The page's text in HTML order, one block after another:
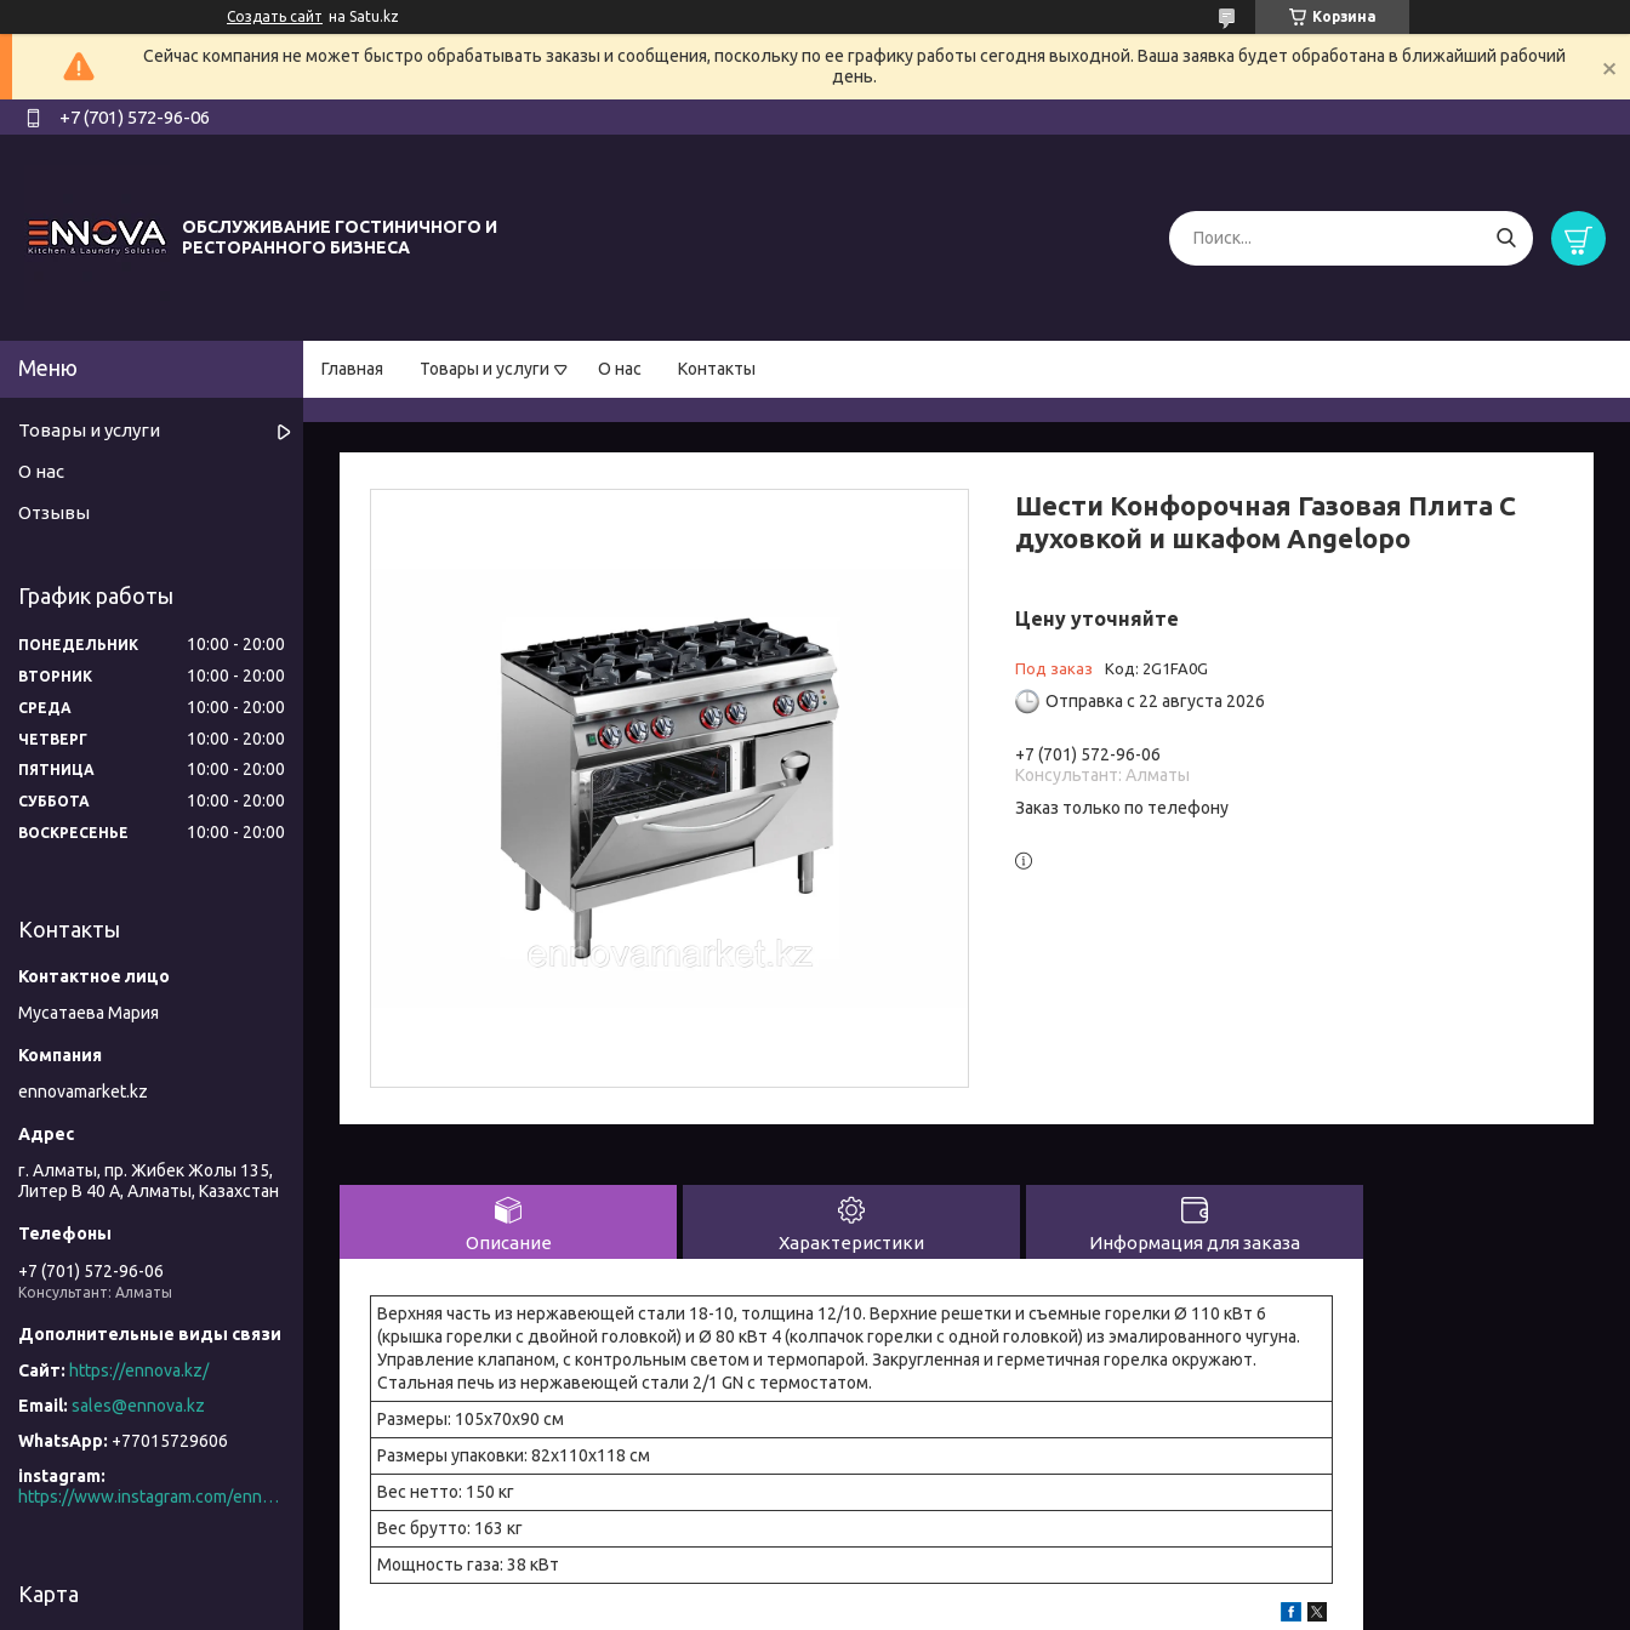
Создать сайт на Satu.kz Корзина
Сейчас компания не может быстро обрабатывать заказы и сообщения, поскольку по ее графику работы сегодня выходной. Ваша заявка будет обработана в ближайший рабочий
день.
+7 (701) 572-96-06
ОБСЛУЖИВАНИЕ ГОСТИНИЧНОГО И
РЕСТОРАННОГО БИЗНЕСА
Главная Товары и услуги О нас Контакты
Шести Конфорочная Газовая Плита С
духовкой и шкафом Angelopo
Цену уточняйте
Под заказ Код: 2G1FA0G
Отправка с 22 августа 2026
+7 (701) 572-96-06
Консультант: Алматы
Заказ только по телефону
Описание Характеристики Информация для заказа
Верхняя часть из нержавеющей стали 18-10, толщина 12/10. Верхние решетки и съемные горелки Ø 110 кВт 6
(крышка горелки с двойной головкой) и Ø 80 кВт 4 (колпачок горелки с одной головкой) из эмалированного чугуна.
Управление клапаном, с контрольным светом и термопарой. Закругленная и герметичная горелка окружают.
Стальная печь из нержавеющей стали 2/1 GN с термостатом.
Размеры: 105x70x90 см
Размеры упаковки: 82x110x118 см
Вес нетто: 150 кг
Вес брутто: 163 кг
Мощность газа: 38 кВт
Товары и услуги
О нас
Отзывы
График работы
ПОНЕДЕЛЬНИК 10:00 20:00
ВТОРНИК 10:00 20:00
СРЕДА 10:00 20:00
ЧЕТВЕРГ 10:00 20:00
ПЯТНИЦА 10:00 20:00
СУББОТА 10:00 20:00
ВОСКРЕСЕНЬЕ 10:00 20:00
Контакты
Мусатаева Мария
ennovamarket.kz
г. Алматы, пр. Жибек Жолы 135,
Литер В 40 А, Алматы, Казахстан
+7 (701) 572-96-06
Консультант: Алматы
https://ennova.kz/
sales@ennova.kz
+77015729606
instagram
https://www.instagram.com/ennova_horeca/
Карта